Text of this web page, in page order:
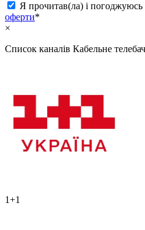
Я прочитав(ла) і
оферти*
×
Список каналів Кабельне
1+1